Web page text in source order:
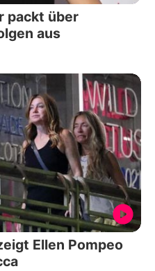
packt über
aus
Ellen Pompeo